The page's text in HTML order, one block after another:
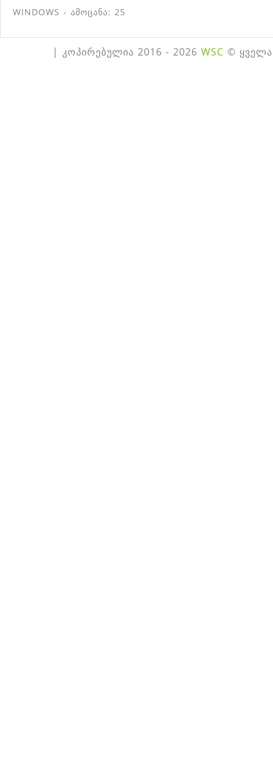
WINDOWS - ამოცანა: 25
| კოპირებულია 2016 - 2026 WSC ©